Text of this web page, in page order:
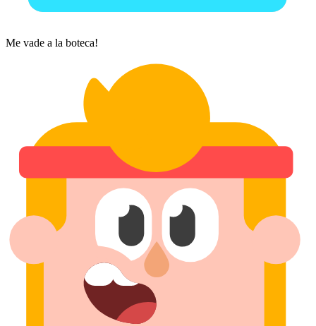
Me vade a la boteca!